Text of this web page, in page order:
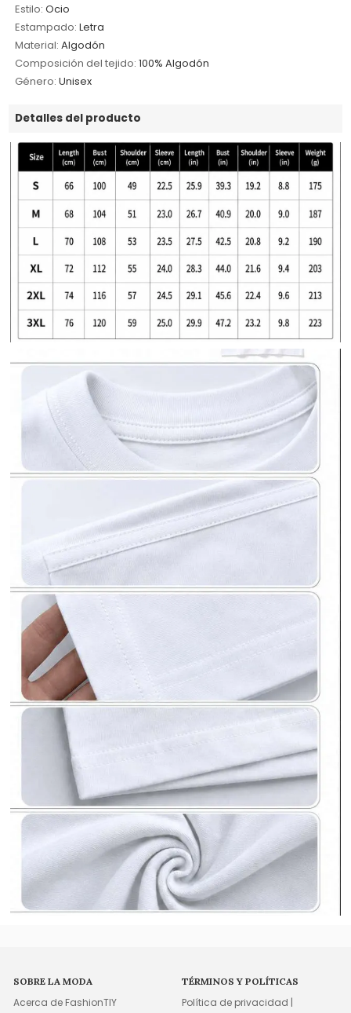
Estilo: Ocio
Estampado: Letra
Material: Algodón
Composición del tejido: 100% Algodón
Género: Unisex
Detalles del producto
SOBRE LA MODA
Acerca de FashionTIY
TÉRMINOS Y POLÍTICAS
Política de privacidad |